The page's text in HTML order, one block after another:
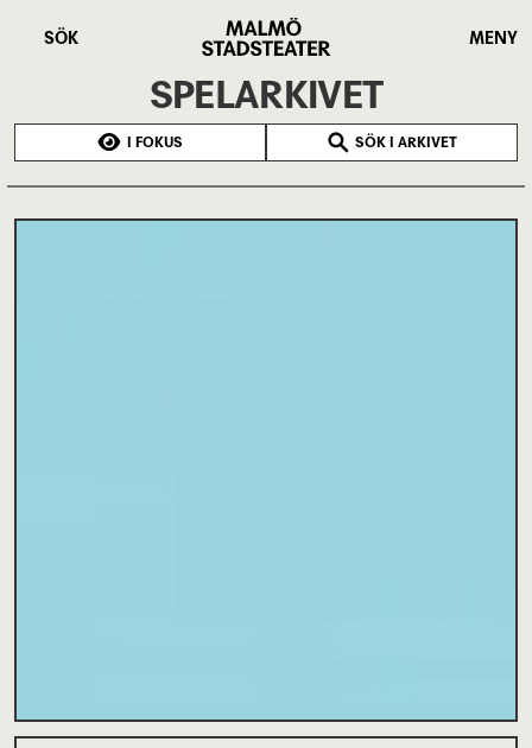
SÖK
Stadsteater
MENY
SPELARKIVET
I FOKUS SÖK I ARKIVET